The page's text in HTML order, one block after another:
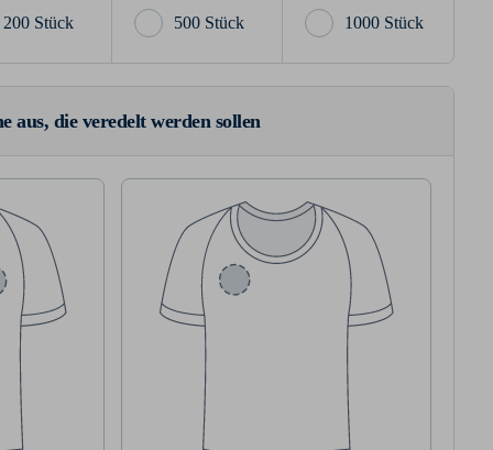
200 Stück 500 Stück 1000 Stück
aus, die veredelt werden sollen